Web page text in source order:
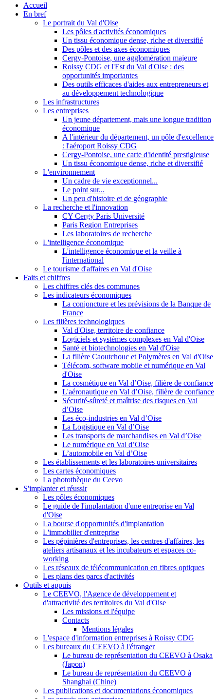
Accueil
En bref
Le portrait du Val d'Oise
Les pôles d'activités économiques
Un tissu économique dense, riche et diversifié
Des pôles et des axes économiques
Cergy-Pontoise, une agglomération majeure
Roissy CDG et l'Est du Val d'Oise : des
opportunités importantes
Des outils efficaces d'aides aux entrepreneurs et
au développement technologique
Les infrastructures
Les entreprises
Un jeune département, mais une longue tradition
économique
A l'intérieur du département, un pôle d'excellence
: l'aéroport Roissy CDG
Cergy-Pontoise, une carte d'identité prestigieuse
Un tissu économique dense, riche et diversifié
L'environnement
Un cadre de vie exceptionnel...
Le point sur...
Un peu d'histoire et de géographie
La recherche et l'innovation
CY Cergy Paris Université
Paris Region Entreprises
Les laboratoires de recherche
L'intelligence économique
L'intelligence économique et la veille à
l'international
Le tourisme d'affaires en Val d'Oise
Faits et chiffres
Les chiffres clés des communes
Les indicateurs économiques
La conjoncture et les prévisions de la Banque de
France
Les filières technologiques
Val d'Oise, territoire de confiance
Logiciels et systèmes complexes en Val d'Oise
Santé et biotechnologies en Val d'Oise
La filière Caoutchouc et Polymères en Val d'Oise
Télécom, software mobile et numérique en Val
d'Oise
La cosmétique en Val d’Oise, filière de confiance
L'aéronautique en Val d’Oise, filière de confiance
Sécurité-sûreté et maîtrise des risques en Val
d’Oise
Les éco-industries en Val d’Oise
La Logistique en Val d’Oise
Les transports de marchandises en Val d’Oise
Le numérique en Val d’Oise
L’automobile en Val d’Oise
Les établissements et les laboratoires universitaires
Les cartes économiques
La photothèque du Ceevo
S'implanter et réussir
Les pôles économiques
Le guide de l'implantation d'une entreprise en Val
d'Oise
La bourse d'opportunités d'implantation
L'immobilier d'entreprise
Les pépinières d'entreprises, les centres d'affaires, les
ateliers artisanaux et les incubateurs et espaces co-
working
Les réseaux de télécommunication en fibres optiques
Les plans des parcs d'activités
Outils et appuis
Le CEEVO, l'Agence de développement et
d'attractivité des territoires du Val d'Oise
Les missions et l'équipe
Contacts
Mentions légales
L'espace d'information entreprises à Roissy CDG
Les bureaux du CEEVO à l'étranger
Le bureau de représentation du CEEVO à Osaka
(Japon)
Le bureau de représentation du CEEVO à
Shanghai (Chine)
Les publications et documentations économiques